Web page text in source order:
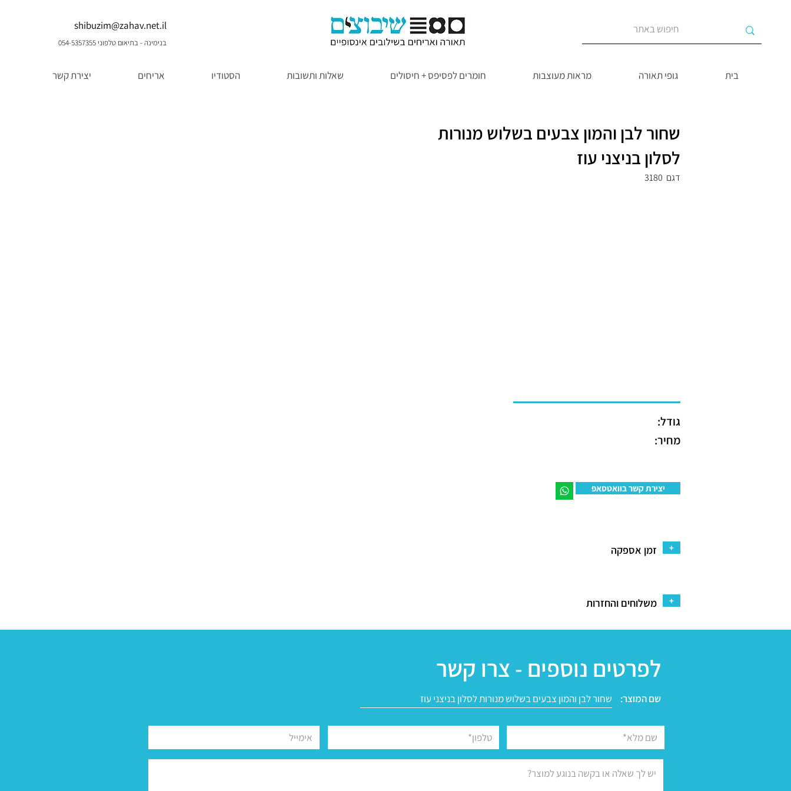
shibuzim@zahav.net.il
בנימינה - בתיאום טלפוני 054-5357355
בית גופי תאורה מראות מעוצבות חומרים לפסיפס + חיסולים שאלות ותשובות הסטודיו אריחים יצירת קשר
שחור לבן והמון צבעים בשלוש מנורות
לסלון בניצני עוז
3180 דגם
גודל:
מחיר:
יצירת קשר בוואטסאפ
זמן אספקה +
משלוחים והחזרות +
לפרטים נוספים - צרו קשר
שם המוצר: